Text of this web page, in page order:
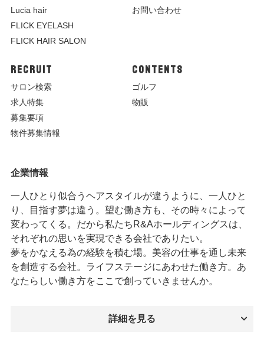
Lucia hair
FLICK EYELASH
FLICK HAIR SALON
お問い合わせ
RECRUIT
サロン検索
求人特集
募集要項
物件募集情報
CONTENTS
ゴルフ
物販
企業情報
一人ひとり似合うヘアスタイルが違うように、一人ひと
り、目指す夢は違う。望む働き方も、その時々によって
変わってくる。だから私たちR&Aホールディングスは、
それぞれの思いを実現できる会社でありたい。
夢をかなえる為の経験を積む場。美容の仕事を通し未来
を創造する会社。ライフステージにあわせた働き方。あ
なたらしい働き方をここで創っていきませんか。
詳細を見る